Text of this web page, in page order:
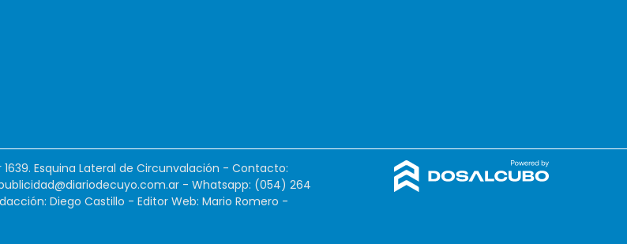
Esquina Lateral de Circunvalación - Contacto:
- Whatsapp: (054) 264
Diego Castillo - Editor Web: Mario Romero -